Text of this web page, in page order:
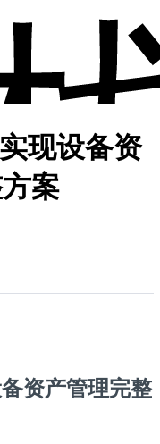
现设备资
案
资产管理完整